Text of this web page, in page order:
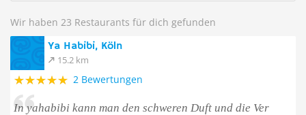
Wir haben 23 Restaurants für dich gefunden
Ya Habibi, Köln
15.2 km
2 Bewertungen
In yahabibi kann man den schweren Duft und die Ver